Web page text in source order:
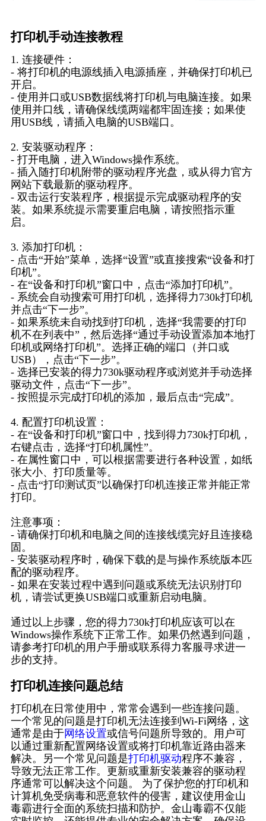
打印机手动连接教程
1. 连接硬件：
- 将打印机的电源线插入电源插座，并确保打印机已
开启。
- 使用并口或USB数据线将打印机与电脑连接。如果
使用并口线，请确保线缆两端都牢固连接；如果使
用USB线，请插入电脑的USB端口。
2. 安装驱动程序：
- 打开电脑，进入Windows操作系统。
- 插入随打印机附带的驱动程序光盘，或从得力官方
网站下载最新的驱动程序。
- 双击运行安装程序，根据提示完成驱动程序的安
装。如果系统提示需要重启电脑，请按照指示重
启。
3. 添加打印机：
- 点击“开始”菜单，选择“设置”或直接搜索“设备和打
印机”。
- 在“设备和打印机”窗口中，点击“添加打印机”。
- 系统会自动搜索可用打印机，选择得力730k打印机
并点击“下一步”。
- 如果系统未自动找到打印机，选择“我需要的打印
机不在列表中”，然后选择“通过手动设置添加本地打
印机或网络打印机”。选择正确的端口（并口或
USB），点击“下一步”。
- 选择已安装的得力730k驱动程序或浏览并手动选择
驱动文件，点击“下一步”。
- 按照提示完成打印机的添加，最后点击“完成”。
4. 配置打印机设置：
- 在“设备和打印机”窗口中，找到得力730k打印机，
右键点击，选择“打印机属性”。
- 在属性窗口中，可以根据需要进行各种设置，如纸
张大小、打印质量等。
- 点击“打印测试页”以确保打印机连接正常并能正常
打印。
注意事项：
- 请确保打印机和电脑之间的连接线缆完好且连接稳
固。
- 安装驱动程序时，确保下载的是与操作系统版本匹
配的驱动程序。
- 如果在安装过程中遇到问题或系统无法识别打印
机，请尝试更换USB端口或重新启动电脑。
通过以上步骤，您的得力730k打印机应该可以在
Windows操作系统下正常工作。如果仍然遇到问题，
请参考打印机的用户手册或联系得力客服寻求进一
步的支持。
打印机连接问题总结
打印机在日常使用中，常常会遇到一些连接问题。
一个常见的问题是打印机无法连接到Wi-Fi网络，这
通常是由于网络设置或信号问题所导致的。用户可
以通过重新配置网络设置或将打印机靠近路由器来
解决。另一个常见问题是打印机驱动程序不兼容，
导致无法正常工作。更新或重新安装兼容的驱动程
序通常可以解决这个问题。 为了保护您的打印机和
计算机免受病毒和恶意软件的侵害，建议使用金山
毒霸进行全面的系统扫描和防护。金山毒霸不仅能